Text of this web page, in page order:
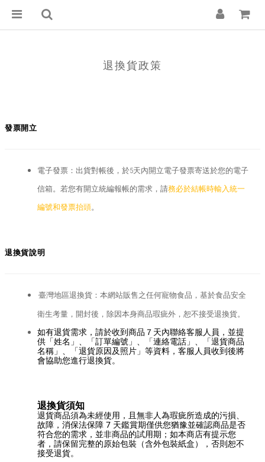
退換貨政策
發票開立
電子發票：出貨對帳後，於5天內開立電子發票寄送於您的電子
信箱。若您有開立統編報帳的需求，請務必於結帳時輸入統一
編號和發票抬頭。
退換貨說明
臺灣地區退換貨：本網站販售之任何寵物食品，基於食品安全
衛生考量，開封後，除因本身商品瑕疵外，恕不接受退換貨。
如有退貨需求，請於收到商品７天內聯絡客服人員，並提
供「姓名」、「訂單編號」、「連絡電話」、「退貨商品
名稱」、「退貨原因及照片」等資料，客服人員收到後將
會協助您進行退換貨。
退換貨須知
退貨商品須為未經使用，且無非人為瑕疵所造成的污損、
故障，消保法保障 7 天鑑賞期僅供您猶豫並確認商品是否
符合您的需求，並非商品的試用期；如本商店有提示您
者，請保留完整的原始包裝（含外包裝紙盒），否則恕不
接受退貨。